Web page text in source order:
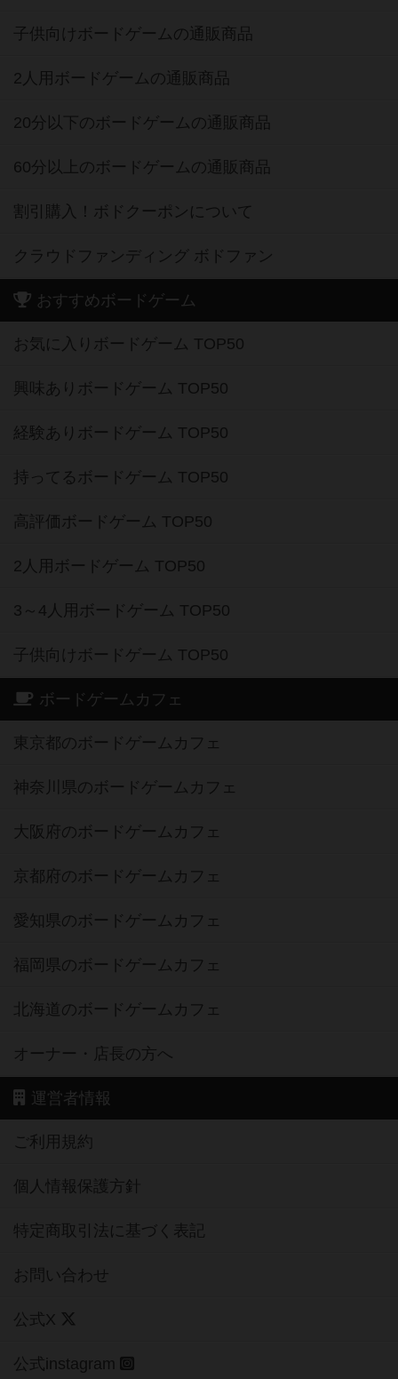
子供向けボードゲームの通販商品
2人用ボードゲームの通販商品
20分以下のボードゲームの通販商品
60分以上のボードゲームの通販商品
割引購入！ボドクーポンについて
クラウドファンディング ボドファン
おすすめボードゲーム
お気に入りボードゲーム TOP50
興味ありボードゲーム TOP50
経験ありボードゲーム TOP50
持ってるボードゲーム TOP50
高評価ボードゲーム TOP50
2人用ボードゲーム TOP50
3～4人用ボードゲーム TOP50
子供向けボードゲーム TOP50
ボードゲームカフェ
東京都のボードゲームカフェ
神奈川県のボードゲームカフェ
大阪府のボードゲームカフェ
京都府のボードゲームカフェ
愛知県のボードゲームカフェ
福岡県のボードゲームカフェ
北海道のボードゲームカフェ
オーナー・店長の方へ
運営者情報
ご利用規約
個人情報保護方針
特定商取引法に基づく表記
お問い合わせ
公式X
公式instagram